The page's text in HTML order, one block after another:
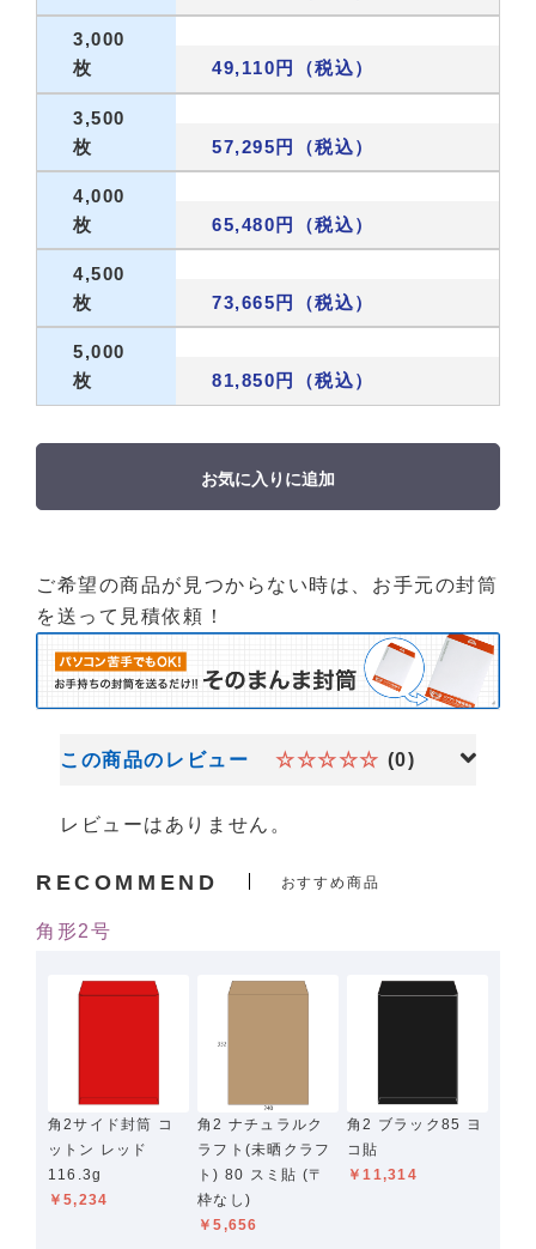
3,000
枚
49,110円（税込）
3,500
枚
57,295円（税込）
4,000
枚
65,480円（税込）
4,500
枚
73,665円（税込）
5,000
枚
81,850円（税込）
お気に入りに追加
ご希望の商品が見つからない時は、お手元の封筒
を送って見積依頼！
この商品のレビュー ☆☆☆☆☆ (0)
レビューはありません。
RECOMMEND おすすめ商品
角形2号
角2サイド封筒 コ
ットン レッド
116.3g
￥5,234
角2 ナチュラルク
ラフト(未晒クラフ
ト) 80 スミ貼 (〒
枠なし)
￥5,656
角2 ブラック85 ヨ
コ貼
￥11,314